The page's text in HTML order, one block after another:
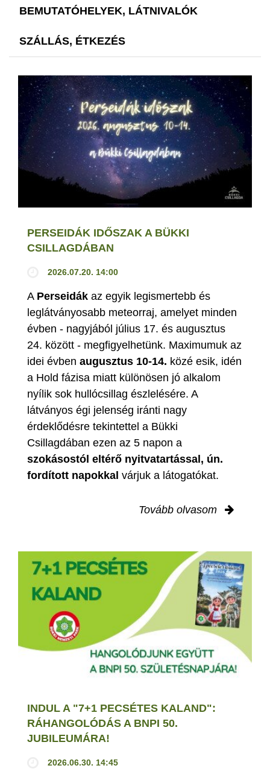
BEMUTATÓHELYEK, LÁTNIVALÓK
SZÁLLÁS, ÉTKEZÉS
PERSEIDÁK IDŐSZAK A BÜKKI
CSILLAGDÁBAN
2026.07.20. 14:00
A Perseidák az egyik legismertebb és
leglátványosabb meteorraj, amelyet minden
évben - nagyjából július 17. és augusztus
24. között - megfigyelhetünk. Maximumuk az
idei évben augusztus 10-14. közé esik, idén
a Hold fázisa miatt különösen jó alkalom
nyílik sok hullócsillag észlelésére. A
látványos égi jelenség iránti nagy
érdeklődésre tekintettel a Bükki
Csillagdában ezen az 5 napon a
szokásostól eltérő nyitvatartással, ún.
fordított napokkal várjuk a látogatókat.
Tovább olvasom
INDUL A "7+1 PECSÉTES KALAND":
RÁHANGOLÓDÁS A BNPI 50.
JUBILEUMÁRA!
2026.06.30. 14:45